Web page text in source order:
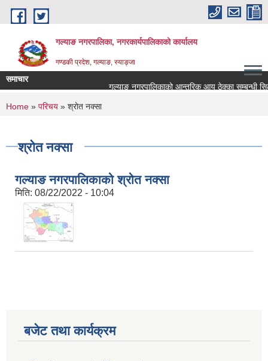
Skip to main content
गल्याङ नगरपालिका, नगरकार्यपालिकाको कार्यालय
गण्डकी प्रदेश, गल्याङ, स्याङ्जा
समाचार
गल्याङ नगरपालिकाको आन्तरिक आय ठेक्का सम्बन्धी
You are here
Home » परिचय » श्रोत नक्सा
श्रोत नक्सा
गल्याङ नगरपालिकाको श्रोत नक्सा
मिति: 08/22/2022 - 10:04
बजेट तथा कार्यक्रम